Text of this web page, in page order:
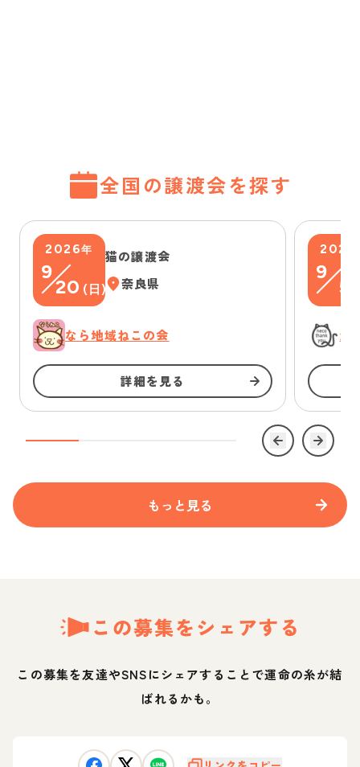
全国の譲渡会を探す
2026年
9
20 ( 日)
猫の譲渡会
奈良県
なら地域ねこの会
詳細を見る
2026
9
5
浜
もっと見る
この募集をシェアする
この募集を友達やSNSにシェアすることで運命の糸が結
ばれるかも。